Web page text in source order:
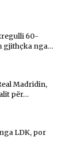
60-
gjithçka nga...
Madridin,
për...
LDK, por